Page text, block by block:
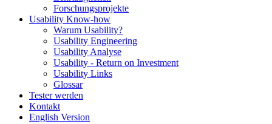
Forschungsprojekte
Usability Know-how
Warum Usability?
Usability Engineering
Usability Analyse
Usability - Return on Investment
Usability Links
Glossar
Tester werden
Kontakt
English Version